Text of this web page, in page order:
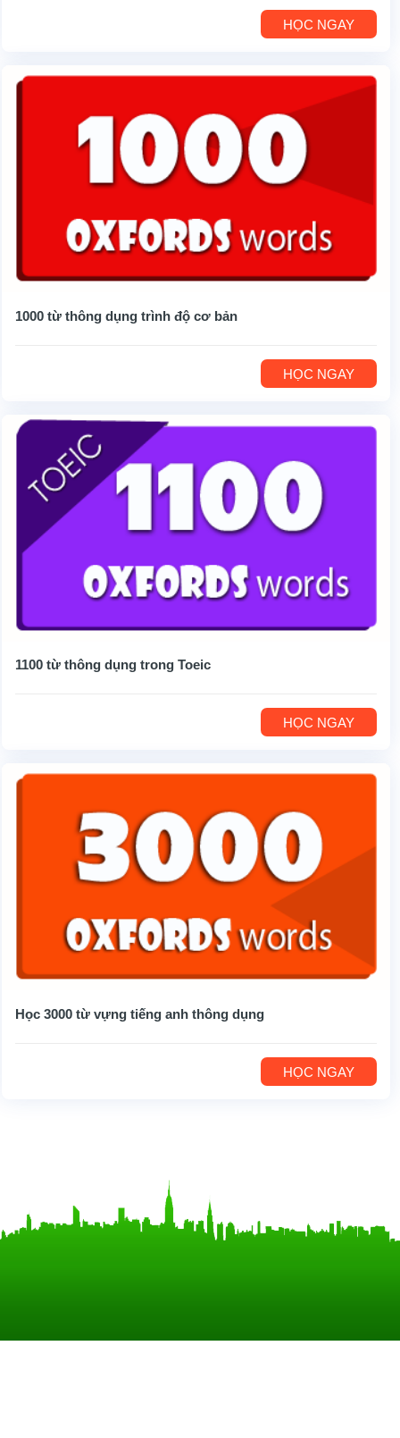
HỌC NGAY
1000 từ thông dụng trình độ cơ bản
HỌC NGAY
1100 từ thông dụng trong Toeic
HỌC NGAY
Học 3000 từ vựng tiếng anh thông dụng
HỌC NGAY